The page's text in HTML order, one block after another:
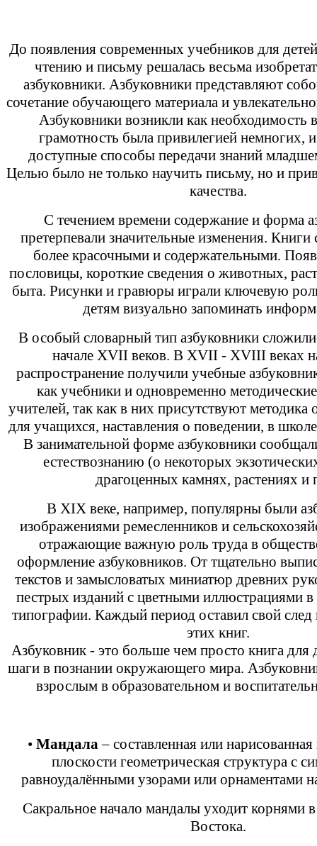
До появления современных учебников для
чтению и письму решалась весьма
азбуковники. Азбуковники представляют
сочетание обучающего материала и
Азбуковники возникли как необходимость
грамотность была привилегией немногих,
доступные способы передачи знаний
Целью было не только научить письму, но и
качества.
С течением времени содержание и форма
претерпевали значительные изменения. Книги
более красочными и содержательными.
пословицы, короткие сведения о животных,
быта. Рисунки и гравюры играли ключевую
детям визуально запоминать
В особый словарный тип азбуковники
начале XVII веков. В XVII - XVIII веках
распространение получили учебные
как учебники и одновременно
учителей, так как в них присутствуют методика
для учащихся, наставления о поведении, в
В занимательной форме азбуковники
естествознанию (о некоторых
драгоценных камнях, растениях и
В XIX веке, например, популярны были
изображениями ремесленников и
отражающие важную роль труда в
оформление азбуковников. От тщательно
текстов и замысловатых миниатюр древних
пестрых изданий с цветными иллюстрациями в
типографии. Каждый период оставил свой след
этих книг.
Азбуковник - это больше чем просто книга для
шаги в познании окружающего мира.
взрослым в образовательном и
• Мандала– составленная или
плоскости геометрическая структура с
равноудалёнными узорами или орнаментами
Сакральное начало мандалы уходит корнями
Востока.